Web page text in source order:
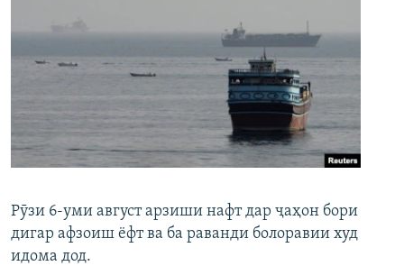
Рӯзи 6-уми август арзиши нафт дар ҷаҳон бори
дигар афзоиш ёфт ва ба раванди болоравии худ
идома дод.